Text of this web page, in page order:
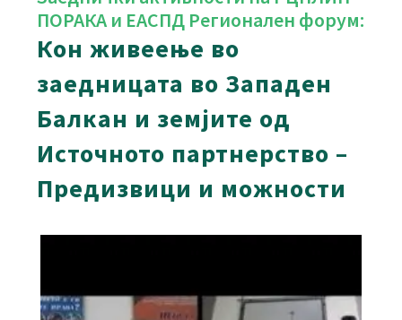
ПОРАКА и ЕАСПД Регионален форум:
Кон живеење во
заедницата во Западен
Балкан и земјите од
Источното партнерство –
Предизвици и можности